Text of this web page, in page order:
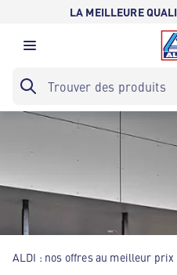
LA MEILLEURE
ALDI : nos offres au meilleur prix